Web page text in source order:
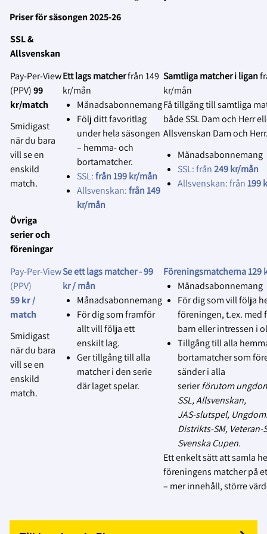
Den tekniska lösningen kommer att
vidareutvecklas löpande under hela
avtalsperioden samtidigt som
användarfeedback kommer att samlas in
önskemål.
connection
Läs mer om installationer här:
https://support.spiideo.com/en/collections/
spiideo-camera-systems-installations
Är du eller din klubb intresserade av att
skaffa en Spiideo? Följ länken nedan:
https://www.solidsport.com/en/products/
automated-live-broadcast-and-analysis-
for-games-and-practices/
Skylta tydligt vid entrén att
Påminn gärna publiken
muntligt via speakern om detta
vid behov.
2. Erbjud dolda platser för publiken:
Tillhandahåll särskilda platser
där åskådare kan sitta utan att
synas i livesändningen eller på
inspelningen.
Informera om var materialet används
Informera lagen, domarna och
publiceras eller användas.
Respektera avslag utan förklaring:
Vår utgångspunkt är, genom
föreningens samtyckte, att
lagen, domare och funktionärer
har godkänt att matcher kan
sändas på Svensk Innebandys
officiella plattform Innebandy
MEN… Om något lag, domare
eller funktionär inte vill att
matchen livesänds eller spelas
in, respektera deras beslut utan
att kräva en förklaring, och
Följ föreningens ansvar
Priser för säsongen 2025-26
SSL &
Allsvenskan
Pay‑Per‑View
(PPV)99
kr/match
Smidigast
när du bara
vill se en
enskild
match.
Ett lags matcherfrån 149
kr/mån
Månadsabonnemang
Följ ditt favoritlag
under hela säsongen
– hemma- och
bortamatcher.
SSL:från 199 kr/mån
Allsvenskan:från 149
kr/mån
Samtliga matcher i ligan
kr/mån
Få tillgång till samtliga
både SSL Dam och Herr
Allsvenskan Dam och
Månadsabonnemang
SSL: från249 kr/mån
Allsvenskan: från199
Övriga
serier och
föreningar
Pay‑Per‑View
(PPV)
59 kr /
match
Smidigast
när du bara
vill se en
enskild
match.
Se ett lags matcher -99
kr / mån
Månadsabonnemang
För dig som framför
allt vill följa ett
enskilt lag.
Ger tillgång till alla
matcher i den serie
där laget spelar.
Föreningsmatcherna 129
Månadsabonnemang
För dig som vill följa
föreningen, t.ex. med
barn eller intressen i
Tillgång till alla
bortamatcher som
sänder i alla
serierförutom
SSL, Allsvenskan,
JAS‑slutspel,
Distrikts‑SM,
Svenska Cupen.
Ett enkelt sätt att samla
föreningens matcher på
– mer innehåll, större